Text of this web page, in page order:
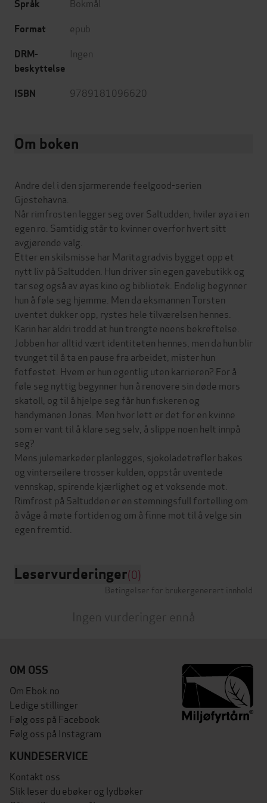
Språk Bokmål
Format epub
DRM-
beskyttelse
Ingen
ISBN 9789181096620
Om boken
Andre del i den sjarmerende feelgood-serien
Gjestehavna.
Når rimfrosten legger seg over Saltudden, hviler øya i en
egen ro. Samtidig står to kvinner overfor hvert sitt
avgjørende valg.
Etter en skilsmisse har Marita gradvis bygget opp et
nytt liv på Saltudden. Hun driver sin egen gavebutikk og
tar seg også av øyas kino og bibliotek. Endelig begynner
hun å føle seg hjemme. Men da eksmannen Torsten
uventet dukker opp, rystes hele tilværelsen hennes.
Karin har aldri trodd at hun trengte noens bekreftelse.
Jobben har alltid vært identiteten hennes, men da hun blir
tvunget til å ta en pause fra arbeidet, mister hun
fotfestet. Hvem er hun egentlig uten karrieren? For å
føle seg nyttig begynner hun å renovere sin døde mors
skatoll, og til å hjelpe seg får hun fiskeren og
handymanen Jonas. Men hvor lett er det for en kvinne
som er vant til å klare seg selv, å slippe noen helt innpå
seg?
Mens julemarkeder planlegges, sjokoladetrøfler bakes
og vinterseilere trosser kulden, oppstår uventede
vennskap, spirende kjærlighet og et voksende mot.
Rimfrost på Saltudden er en stemningsfull fortelling om
å våge å møte fortiden og om å finne mot til å velge sin
Leservurderinger(0)
Betingelser for brukergenerert innhold
Ingen vurderinger ennå
OM OSS
Om Ebok.no
Ledige stillinger
Følg oss på Facebook
Følg oss på Instagram
KUNDESERVICE
Kontakt oss
Slik leser du ebøker og lydbøker